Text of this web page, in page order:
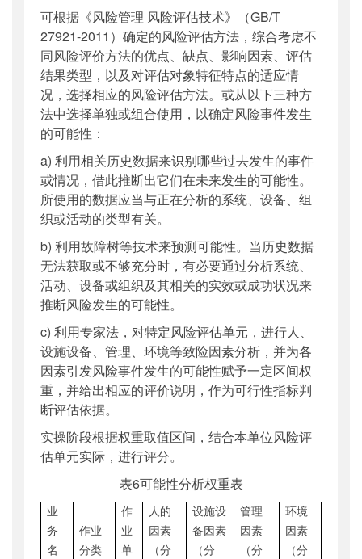
可根据《风险管理 风险评估技术》（GB/T
27921-2011）确定的风险评估方法，综合考虑不
同风险评价方法的优点、缺点、影响因素、评估
结果类型，以及对评估对象特征特点的适应情
况，选择相应的风险评估方法。或从以下三种方
法中选择单独或组合使用，以确定风险事件发生
的可能性：
a) 利用相关历史数据来识别哪些过去发生的事件
或情况，借此推断出它们在未来发生的可能性。
所使用的数据应当与正在分析的系统、设备、组
织或活动的类型有关。
b) 利用故障树等技术来预测可能性。当历史数据
无法获取或不够充分时，有必要通过分析系统、
活动、设备或组织及其相关的实效或成功状况来
推断风险发生的可能性。
c) 利用专家法，对特定风险评估单元，进行人、
设施设备、管理、环境等致险因素分析，并为各
因素引发风险事件发生的可能性赋予一定区间权
重，并给出相应的评价说明，作为可行性指标判
断评估依据。
实操阶段根据权重取值区间，结合本单位风险评
估单元实际，进行评分。
表6可能性分析权重表
业
务
名
作业
分类
作
业
单
人 的
因素
（分
设施设
备 因素
（分
管理
因素
（分
环境
因素
（分